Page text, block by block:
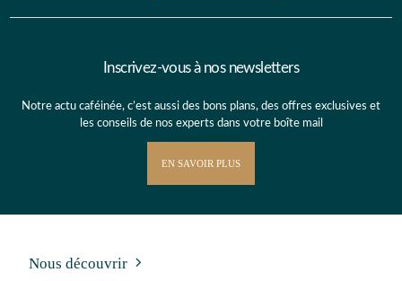
Inscrivez-vous à nos newsletters
Notre actu caféinée, c’est aussi des bons plans, des offres exclusives et
les conseils de nos experts dans votre boîte mail
EN SAVOIR PLUS
Nous découvrir